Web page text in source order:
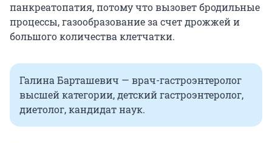
панкреатопатия, потому что вызовет бродильные
процессы, газообразование за счет дрожжей и
большого количества клетчатки.
Галина Барташевич — врач-гастроэнтеролог
высшей категории, детский гастроэнтеролог,
диетолог, кандидат наук.